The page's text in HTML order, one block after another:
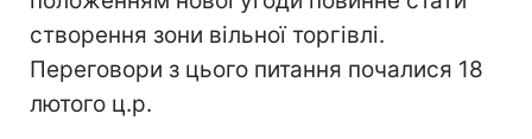
створення зони вільної торгівлі.
Переговори з цього питання почалися 18
лютого ц.р.